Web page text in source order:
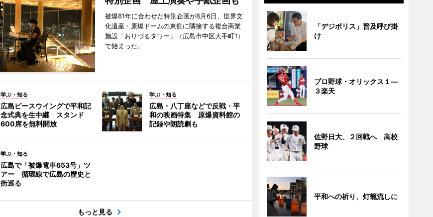
被爆81年に合わせた特別企画が8月6日、世界文
化遺産・原爆ドームの東側に隣接する複合商業
施設「おりづるタワー」（広島市中区大手町1）
で始まった。
学ぶ・知る
広島ピースウイングで平和記
念式典を生中継 スタンド
600席を無料開放
学ぶ・知る
広島・八丁座などで反戦・平
和の映画特集 原爆資料館の
記録や朗読劇も
学ぶ・知る
広島で「被爆電車653号」ツ
アー 循環線で広島の歴史と
街巡る
もっと見る
「デジポリス」普及呼び掛
け
プロ野球・オリックス１―
３楽天
佐野日大、２回戦へ 高校
野球
平和への祈り、灯籠流しに